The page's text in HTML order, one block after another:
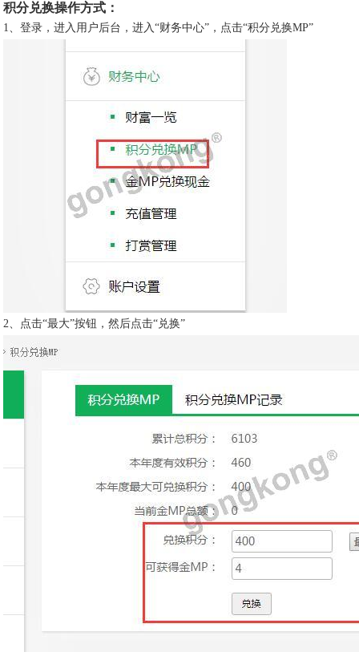
积分兑换操作方式：
1、登录，进入用户后台，进入“财务中心”，点击“积分兑换MP”
2、 点击“最大”按钮，然后点击“兑换”